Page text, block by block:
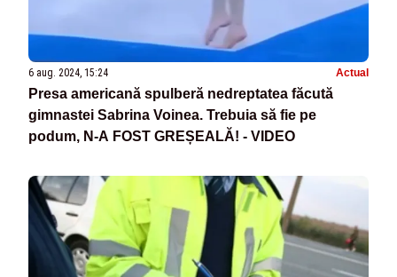
6 aug. 2024, 15:24 Actual
Presa americană spulberă nedreptatea făcută
gimnastei Sabrina Voinea. Trebuia să fie pe
podum, N-A FOST GREȘEALĂ! - VIDEO